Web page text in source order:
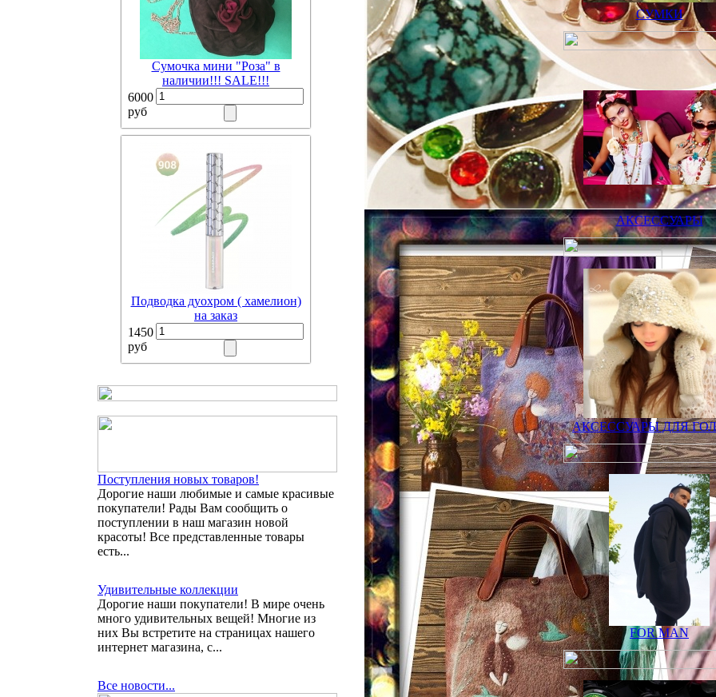
Сумочка мини "Роза" в
наличии!!! SALE!!!
6000
руб
Подводка дуохром ( хамелион)
на заказ
1450
руб
Поступления новых товаров!
Дорогие наши любимые и самые красивые
покупатели! Рады Вам сообщить о
поступлении в наш магазин новой
красоты! Все представленные товары
есть...
Удивительные коллекции
Дорогие наши покупатели! В мире очень
много удивительных вещей! Многие из
них Вы встретите на страницах нашего
интернет магазина, с...
Все новости...
СУМКИ
АКСЕССУАРЫ
АКСЕССУАРЫ ДЛЯ
FOR MAN